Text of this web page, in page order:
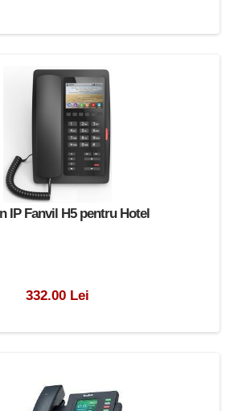
IP Fanvil H5 pentru Hotel
332.00 Lei